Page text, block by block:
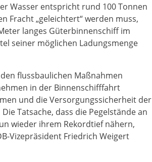
Wasser entspricht rund 100 Tonnen
Fracht „geleichtert“ werden muss,
langes Güterbinnenschiff im
seiner möglichen Ladungsmenge
flussbaulichen Maßnahmen
in der Binnenschifffahrt
und die Versorgungssicherheit der
Tatsache, dass die Pegelstände an
wieder ihrem Rekordtief nähern,
Vizepräsident Friedrich Weigert